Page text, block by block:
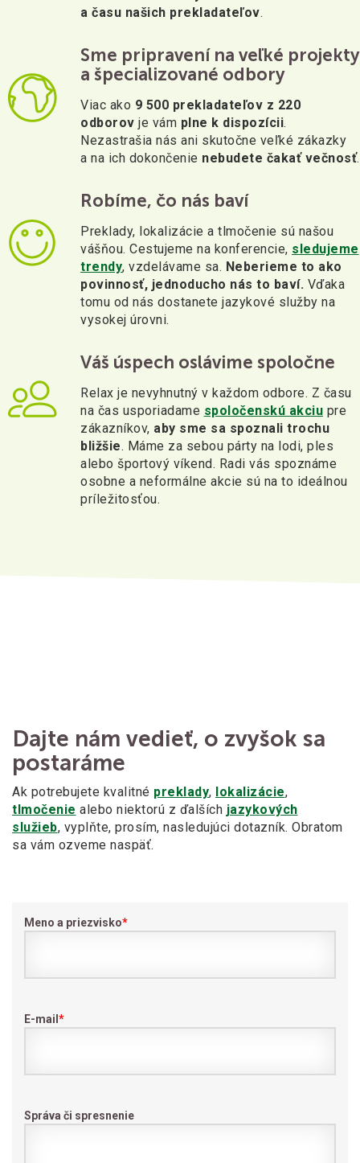
a času našich prekladateľov.
Sme pripravení na veľké projekty
a špecializované odbory
Viac ako 9 500 prekladateľov z 220
odborov je vám plne k dispozícii.
Nezastrašia nás ani skutočne veľké zákazky
a na ich dokončenie nebudete čakať večnosť.
Robíme, čo nás baví
Preklady, lokalizácie a tlmočenie sú našou
vášňou. Cestujeme na konferencie, sledujeme
trendy, vzdelávame sa. Neberieme to ako
povinnosť, jednoducho nás to baví. Vďaka
tomu od nás dostanete jazykové služby na
vysokej úrovni.
Váš úspech oslávime spoločne
Relax je nevyhnutný v každom odbore. Z času
na čas usporiadame spoločenskú akciu pre
zákazníkov, aby sme sa spoznali trochu
bližšie. Máme za sebou párty na lodi, ples
alebo športový víkend. Radi vás spoznáme
osobne a neformálne akcie sú na to ideálnou
príležitosťou.
Dajte nám vedieť, o zvyšok sa
postaráme
Ak potrebujete kvalitné preklady, lokalizácie,
tlmočenie alebo niektorú z ďalších jazykových
služieb, vyplňte, prosím, nasledujúci dotazník. Obratom
sa vám ozveme naspäť.
Meno a priezvisko*
E-mail *
Správa či spresnenie